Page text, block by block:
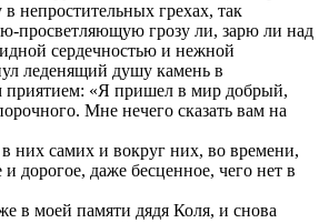
непростительных грехах, так
просветляющую грозу ли, зарю ли над
сердечностью и нежной
леденящий душу камень в
приятием: «Я пришел в мир добрый,
Мне нечего сказать вам на
них самих и вокруг них, во времени,
дорогое, даже бесценное, чего нет в
в моей памяти дядя Коля, и снова